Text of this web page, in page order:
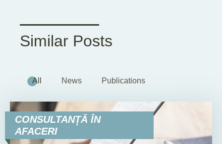
Similar Posts
All News Publications
CONSULTANȚĂ ÎN
AFACERI